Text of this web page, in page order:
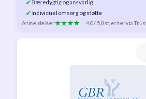
✔Bæredygtig og ansvarlig
✔Individuel omsorg og støtte
Anmeldelser 4,0 / 5,0 stjernervia